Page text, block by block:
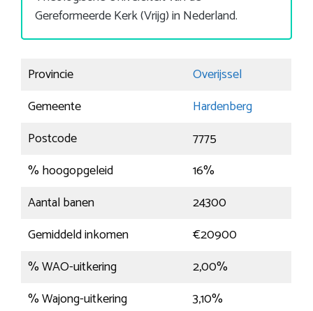
Gereformeerde Kerk (Vrijg) in Nederland.
Provincie
Overijssel
Gemeente
Hardenberg
Postcode
7775
% hoogopgeleid
16%
Aantal banen
24300
Gemiddeld inkomen
€20900
% WAO-uitkering
2,00%
% Wajong-uitkering
3,10%